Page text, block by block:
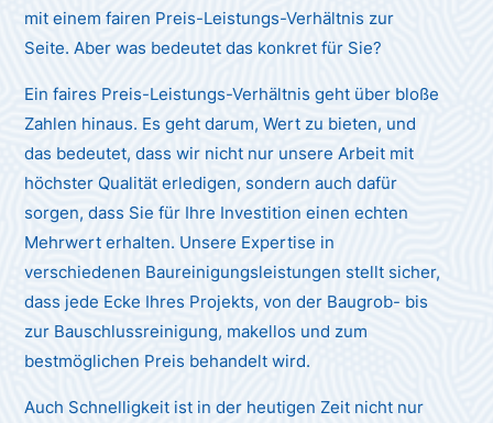
mit einem fairen Preis-Leistungs-Verhältnis zur
Seite. Aber was bedeutet das konkret für Sie?
Ein faires Preis-Leistungs-Verhältnis geht über bloße
Zahlen hinaus. Es geht darum, Wert zu bieten, und
das bedeutet, dass wir nicht nur unsere Arbeit mit
höchster Qualität erledigen, sondern auch dafür
sorgen, dass Sie für Ihre Investition einen echten
Mehrwert erhalten. Unsere Expertise in
verschiedenen Baureinigungsleistungen stellt sicher,
dass jede Ecke Ihres Projekts, von der Baugrob- bis
zur Bauschlussreinigung, makellos und zum
bestmöglichen Preis behandelt wird.
Auch Schnelligkeit ist in der heutigen Zeit nicht nur